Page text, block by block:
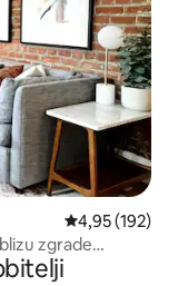
Prosječna
4,95 (192)
zgrade